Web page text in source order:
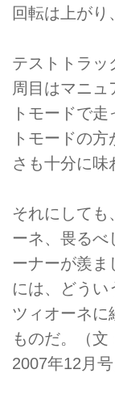
回転は上がり
テストトラッ
周目はマニュ
トモードで
トモードの
さも十分に味
それにしても
ーネ、畏るべ
ーナーが羨ま
には、どうい
ツィオーネに
ものだ。（
2007年12月号